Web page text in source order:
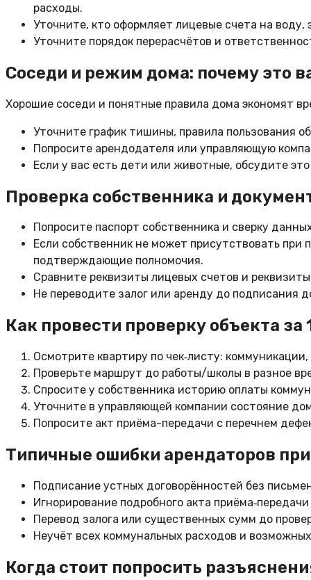
расходы.
Уточните, кто оформляет лицевые счета на
Уточните порядок перерасчётов и
Соседи и режим дома: почему это
Хорошие соседи и понятные правила дома экономят
Уточните график тишины, правила пользования
Попросите арендодателя или управляющую
Если у вас есть дети или животные, обсудите
Проверка собственника и
Попросите паспорт собственника и сверку
Если собственник не может присутствовать
подтверждающие полномочия.
Сравните реквизиты лицевых счетов и
Не переводите залог или аренду до подписания
Как провести проверку объекта
Осмотрите квартиру по чек‑листу:
Проверьте маршрут до работы/школы в разное
Спросите у собственника историю оплаты
Уточните в управляющей компании состояние
Попросите акт приёма-передачи с перечнем
Типичные ошибки арендаторов
Подписание устных договорённостей без
Игнорирование подробного акта
Перевод залога или существенных сумм до
Неучёт всех коммунальных расходов и
Когда стоит попросить